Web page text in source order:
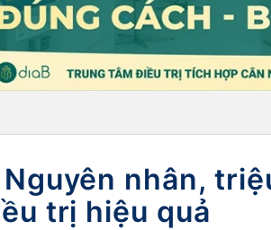
nhân,
trị hiệu quả